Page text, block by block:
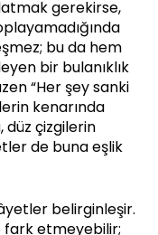
gerekirse,
bu da hem
bir bulanıklık
“Her şey sanki
kenarında
düz çizgilerin
de buna eşlik
belirginleşir.
fark etmeyebilir;